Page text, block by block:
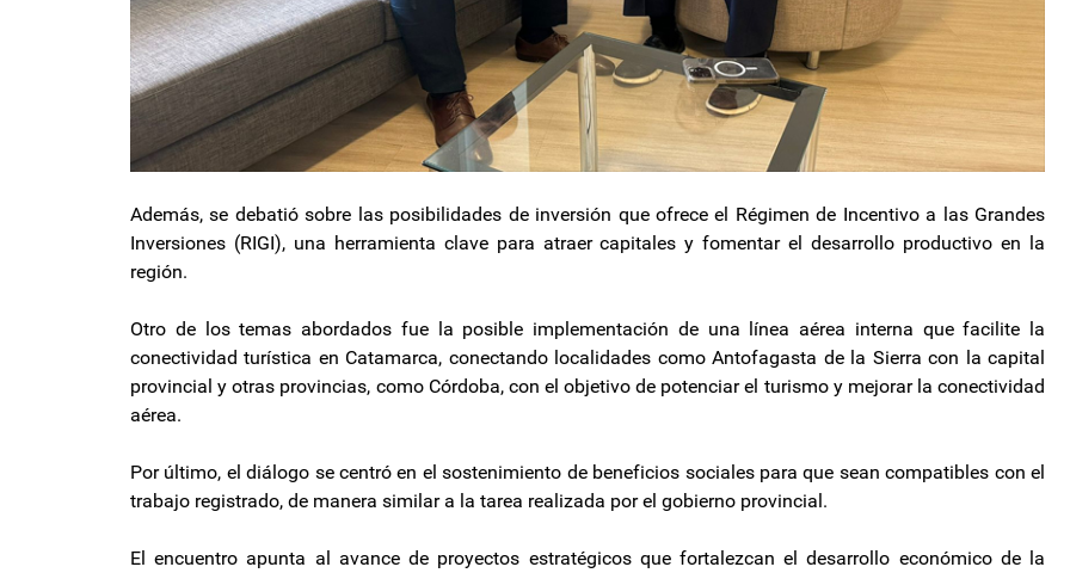
Además, se debatió sobre las posibilidades de inversión que ofrece el Régimen de Incentivo a las Grandes
Inversiones (RIGI), una herramienta clave para atraer capitales y fomentar el desarrollo productivo en la
región.
Otro de los temas abordados fue la posible implementación de una línea aérea interna que facilite la
conectividad turística en Catamarca, conectando localidades como Antofagasta de la Sierra con la capital
provincial y otras provincias, como Córdoba, con el objetivo de potenciar el turismo y mejorar la conectividad
aérea.
Por último, el diálogo se centró en el sostenimiento de beneficios sociales para que sean compatibles con el
trabajo registrado, de manera similar a la tarea realizada por el gobierno provincial.
El encuentro apunta al avance de proyectos estratégicos que fortalezcan el desarrollo económico de la